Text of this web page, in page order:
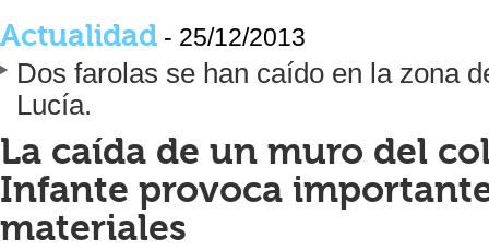
Actualidad - 25/12/2013
Dos farolas se han caído en la zona
Lucía.
La caída de un muro del
Infante provoca
materiales